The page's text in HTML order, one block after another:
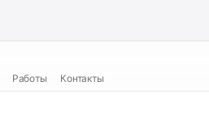
Работы Контакты